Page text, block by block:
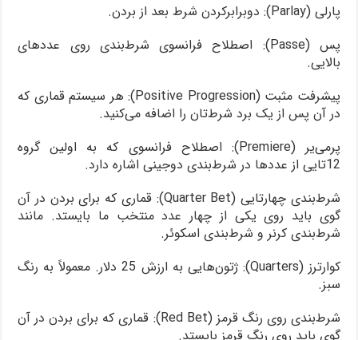
پارلی (Parlay): دوبرابرکردن شرط بعد از بردن.
پس (Passe): اصطلاح فرانسوی شرط‌بندی روی عددهای
بالایی.
پیشرفت مثبت (Positive Progression): هر سیستم قماری که
در آن پس از یک برد شرط‌تان را اضافه می‌کنید.
پرمی‌یر (Premiere): اصطلاح فرانسوی که به اولین گروه
12تایی از عددها در شرط‌بندی دوجینی اشاره دارد.
شرط‌بندی چهارتایی (Quarter Bet): قماری که برای بردن در آن
گوی باید روی یکی از چهار عدد منتخب ما بایستد. مانند
شرط‌بندی کرنر و شرط‌بندی اسکوئر.
کوارترز (Quarters): ژتون‌هایی به ارزش 25 دلار. معمولاً به رنگ
سبز.
شرط‌بندی روی رنگ قرمز (Red Bet): قماری که برای بردن در آن
گوی باید روی رنگ قرمز بایستد.